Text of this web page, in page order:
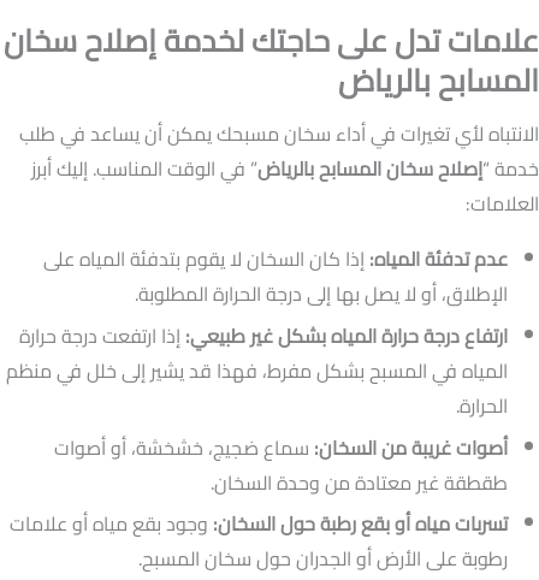
علامات تدل على حاجتك لخدمة إصلاح سخان
المسابح بالرياض
الانتباه لأي تغيرات في أداء سخان مسبحك يمكن أن يساعد في طلب
خدمة “إصلاح سخان المسابح بالرياض” في الوقت المناسب. إليك أبرز
العلامات:
عدم تدفئة المياه:إذا كان السخان لا يقوم بتدفئة المياه على
الإطلاق، أو لا يصل بها إلى درجة الحرارة المطلوبة.
ارتفاع درجة حرارة المياه بشكل غير طبيعي:إذا ارتفعت درجة حرارة
المياه في المسبح بشكل مفرط، فهذا قد يشير إلى خلل في منظم
الحرارة.
أصوات غريبة من السخان: سماع ضجيج، خشخشة، أو أصوات
طقطقة غير معتادة من وحدة السخان.
تسربات مياه أو بقع رطبة حول السخان: وجود بقع مياه أو علامات
رطوبة على الأرض أو الجدران حول سخان المسبح.